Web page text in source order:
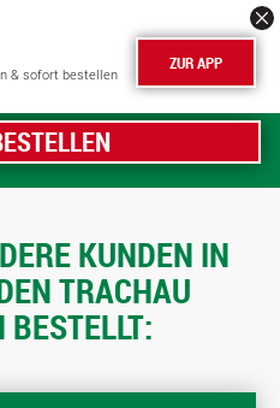
& sofort bestellen ZUR APP
KUNDEN IN
TRACHAU